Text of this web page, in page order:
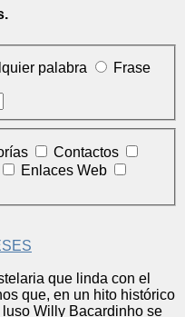
palabra
Frase
Contactos
Enlaces Web
ria que linda con el
que, en un hito histórico
Willy Bacardinho se